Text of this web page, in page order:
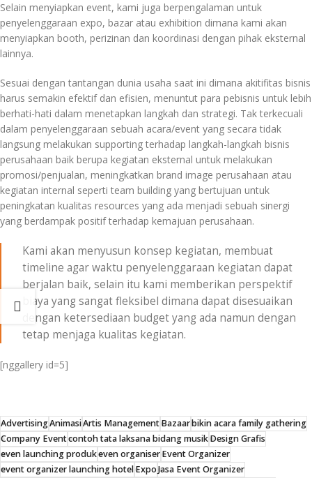
Selain menyiapkan event, kami juga berpengalaman untuk
penyelenggaraan expo, bazar atau exhibition dimana kami akan
menyiapkan booth, perizinan dan koordinasi dengan pihak eksternal
lainnya.
Sesuai dengan tantangan dunia usaha saat ini dimana akitifitas bisnis
harus semakin efektif dan efisien, menuntut para pebisnis untuk lebih
berhati-hati dalam menetapkan langkah dan strategi. Tak terkecuali
dalam penyelenggaraan sebuah acara/event yang secara tidak
langsung melakukan supporting terhadap langkah-langkah bisnis
perusahaan baik berupa kegiatan eksternal untuk melakukan
promosi/penjualan, meningkatkan brand image perusahaan atau
kegiatan internal seperti team building yang bertujuan untuk
peningkatan kualitas resources yang ada menjadi sebuah sinergi
yang berdampak positif terhadap kemajuan perusahaan.
Kami akan menyusun konsep kegiatan, membuat
timeline agar waktu penyelenggaraan kegiatan dapat
berjalan baik, selain itu kami memberikan perspektif
biaya yang sangat fleksibel dimana dapat disesuaikan
dengan ketersediaan budget yang ada namun dengan
tetap menjaga kualitas kegiatan.
[nggallery id=5]
AdvertisingAnimasiArtis ManagementBazaarbikin acara family gathering
Company Eventcontoh tata laksana bidang musikDesign Grafis
even launching produkeven organiserEvent Organizer
event organizer launching hotelExpoJasa Event Organizer